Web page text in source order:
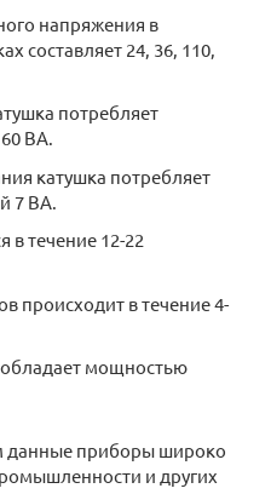
напряжения в
составляет 24, 36, 110,
потребляет
ВА.
катушка потребляет
7 ВА.
в течение 12-22
происходит в течение 4-
мощностью
данные приборы широко
и других